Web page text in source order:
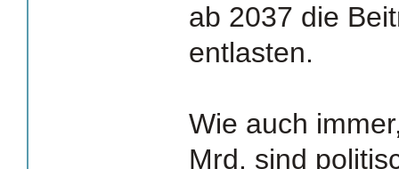
ab 2037 die
entlasten.
Wie auch
Mrd. sind